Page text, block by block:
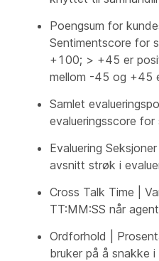
Poengsum for
Sentimentscore for
+100; > +45 er
mellom -45 og +45
Samlet
evalueringsscore for
Evaluering
avsnitt strøk i
Cross Talk Time |
TT:MM:SS når
Ordforhold |
bruker på å snakke